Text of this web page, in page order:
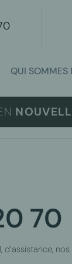
QUI SOMMES
70
d’assistance,